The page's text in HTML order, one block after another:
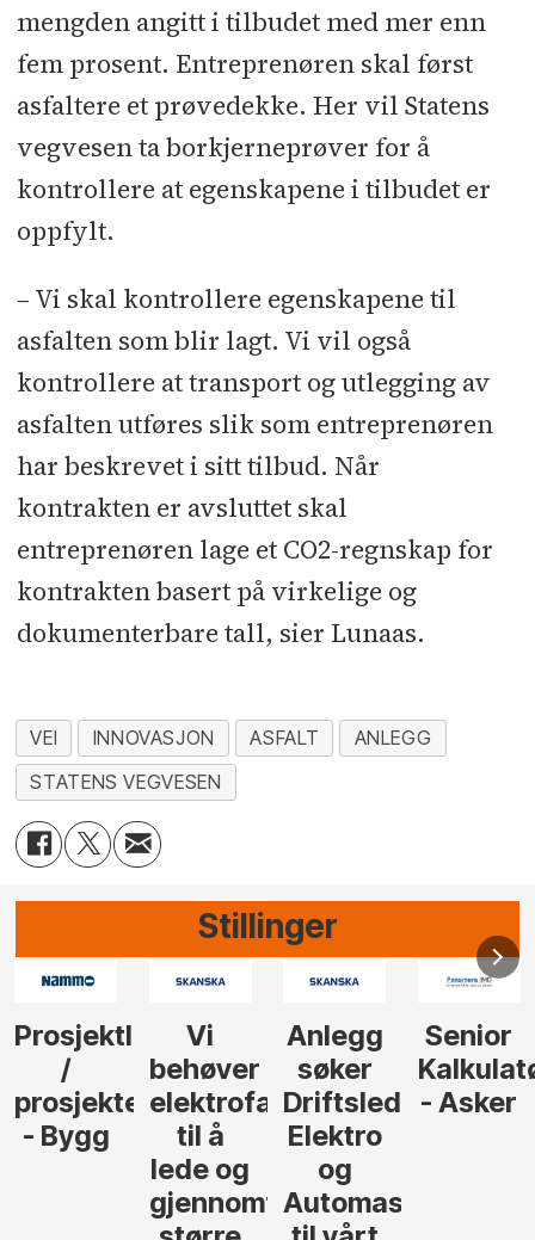
mengden angitt i tilbudet med mer enn
fem prosent. Entreprenøren skal først
asfaltere et prøvedekke. Her vil Statens
vegvesen ta borkjerneprøver for å
kontrollere at egenskapene i tilbudet er
oppfylt.
– Vi skal kontrollere egenskapene til
asfalten som blir lagt. Vi vil også
kontrollere at transport og utlegging av
asfalten utføres slik som entreprenøren
har beskrevet i sitt tilbud. Når
kontrakten er avsluttet skal
entreprenøren lage et CO2-regnskap for
kontrakten basert på virkelige og
dokumenterbare tall, sier Lunaas.
VEI INNOVASJON ASFALT
ANLEGG
STATENS VEGVESEN
Stillinger
Anlegg
søker
Driftsleder
Elektro
Automasjon
Senior
Kalkulatør
- Asker
Senior
Tilbudsleder
Anlegg
- Oslo